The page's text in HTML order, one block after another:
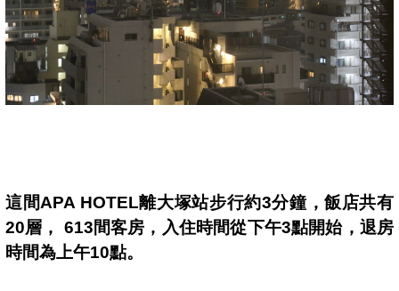
這間APA HOTEL離大塚站步行約3分鐘，飯店共有
20層， 613間客房，入住時間從下午3點開始，退房
時間為上午10點。